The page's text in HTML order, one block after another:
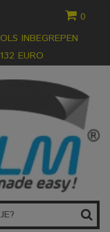
0
EURO
INBEGREPEN